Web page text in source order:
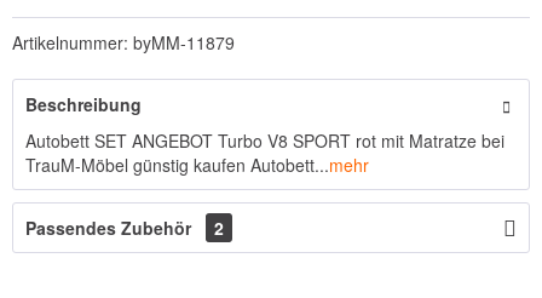
Artikelnummer: byMM-11879
Beschreibung
Autobett SET ANGEBOT Turbo V8 SPORT rot mit Matratze bei
TrauM-Möbel günstig kaufen Autobett...mehr
Passendes Zubehör 2